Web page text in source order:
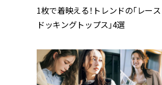
1枚で着映える！トレンドの「レース
ドッキングトップス」4選